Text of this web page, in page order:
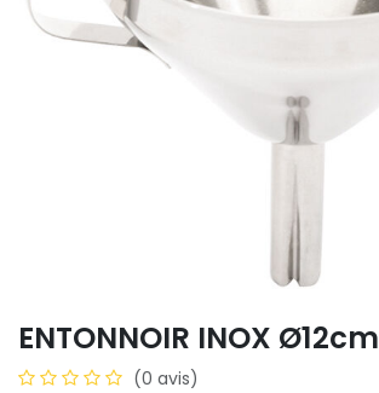
ENTONNOIR INOX Ø12cm
(0 avis)